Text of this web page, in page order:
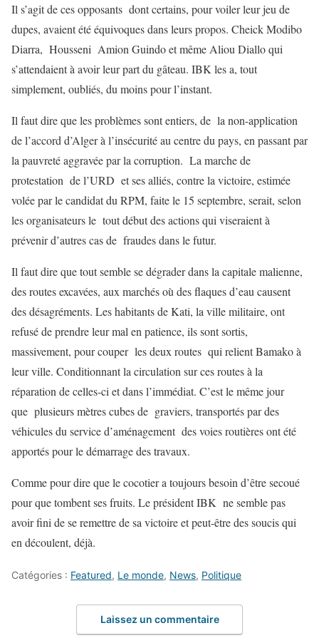
Il s’agit de ces opposants dont certains, pour voiler leur jeu de
dupes, avaient été équivoques dans leurs propos. Cheick Modibo
Diarra, Housseni Amion Guindo et même Aliou Diallo qui
s’attendaient à avoir leur part du gâteau. IBK les a, tout
simplement, oubliés, du moins pour l’instant.
Il faut dire que les problèmes sont entiers, de la non-application
de l’accord d’Alger à l’insécurité au centre du pays, en passant par
la pauvreté aggravée par la corruption. La marche de
protestation de l’URD et ses alliés, contre la victoire, estimée
volée par le candidat du RPM, faite le 15 septembre, serait, selon
les organisateurs le tout début des actions qui viseraient à
prévenir d’autres cas de fraudes dans le futur.
Il faut dire que tout semble se dégrader dans la capitale malienne,
des routes excavées, aux marchés où des flaques d’eau causent
des désagréments. Les habitants de Kati, la ville militaire, ont
refusé de prendre leur mal en patience, ils sont sortis,
massivement, pour couper les deux routes qui relient Bamako à
leur ville. Conditionnant la circulation sur ces routes à la
réparation de celles-ci et dans l’immédiat. C’est le même jour
que plusieurs mètres cubes de graviers, transportés par des
véhicules du service d’aménagement des voies routières ont été
apportés pour le démarrage des travaux.
Comme pour dire que le cocotier a toujours besoin d’être secoué
pour que tombent ses fruits. Le président IBK ne semble pas
avoir fini de se remettre de sa victoire et peut-être des soucis qui
en découlent, déjà.
Catégories : Featured, Le monde, News, Politique
Laissez un commentaire